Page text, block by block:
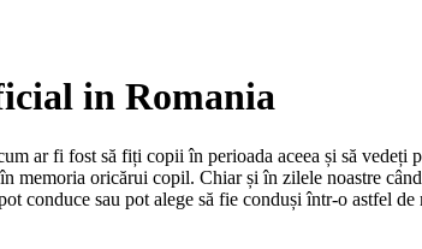
in Romania
ar fi fost să fiți copii în perioada aceea și să vedeți
memoria oricărui copil. Chiar și în zilele noastre
sau pot alege să fie conduși într-o astfel